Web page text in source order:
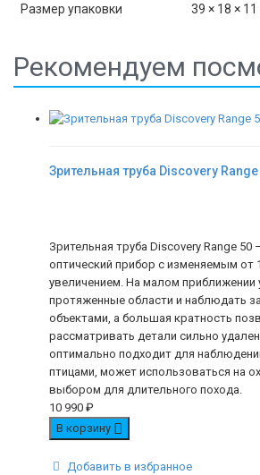
Размер упаковки 39 × 18 ×
Рекомендуем
Зрительная труба Discovery
Зрительная труба Discovery Range 50
оптический прибор с изменяемым от
увеличением. На малом приближении
протяженные области и наблюдать
объектами, а большая кратность
рассматривать детали сильно
оптимально подходит для
птицами, может использоваться на
выбором для длительного похода.
10 990 ₽
В корзину
Добавить в избранное